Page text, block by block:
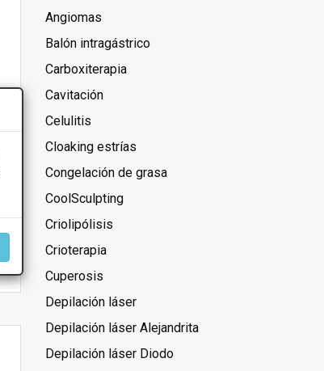
Angiomas
Balón intragástrico
Carboxiterapia
Cavitación
Celulitis
Cloaking estrías
Congelación de grasa
CoolSculpting
Criolipólisis
Crioterapia
Cuperosis
Depilación láser
Depilación láser Alejandrita
Depilación láser Diodo